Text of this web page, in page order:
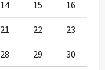
14 15 16
21 22 23
28 29 30